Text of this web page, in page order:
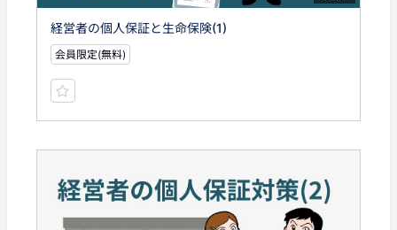
経営者の個人保証と生命保険(1)
会員限定(無料)